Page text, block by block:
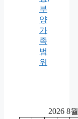
부
양
가
족
범
위
2026 8월